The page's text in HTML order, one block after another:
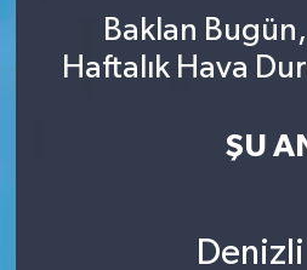
Baklan Bugün,
Haftalık Hava
ŞU
Denizli
Eğitim
Süper Lig Puan Durumu
Son Dakika Haberleri